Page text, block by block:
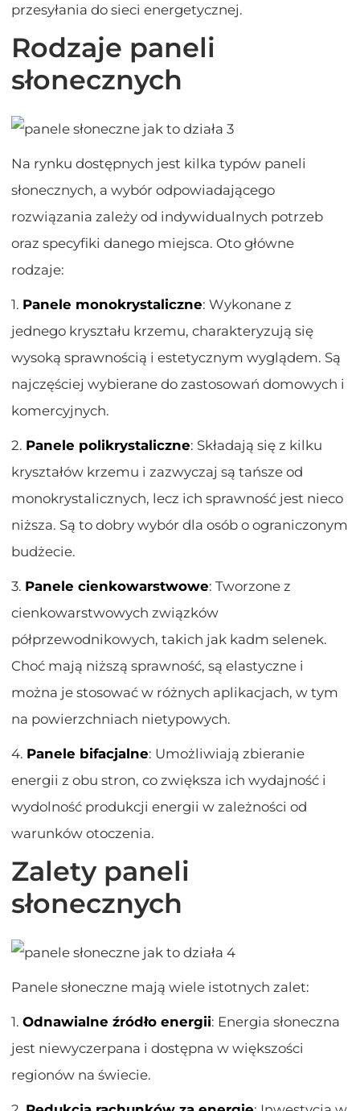
przesyłania do sieci energetycznej.
Rodzaje paneli
słonecznych
Na rynku dostępnych jest kilka typów paneli
słonecznych, a wybór odpowiadającego
rozwiązania zależy od indywidualnych potrzeb
oraz specyfiki danego miejsca. Oto główne
rodzaje:
1. Panele monokrystaliczne: Wykonane z
jednego kryształu krzemu, charakteryzują się
wysoką sprawnością i estetycznym wyglądem. Są
najczęściej wybierane do zastosowań domowych i
komercyjnych.
2. Panele polikrystaliczne: Składają się z kilku
kryształów krzemu i zazwyczaj są tańsze od
monokrystalicznych, lecz ich sprawność jest nieco
niższa. Są to dobry wybór dla osób o ograniczonym
budżecie.
3. Panele cienkowarstwowe: Tworzone z
cienkowarstwowych związków
półprzewodnikowych, takich jak kadm selenek.
Choć mają niższą sprawność, są elastyczne i
można je stosować w różnych aplikacjach, w tym
na powierzchniach nietypowych.
4. Panele bifacjalne: Umożliwiają zbieranie
energii z obu stron, co zwiększa ich wydajność i
wydolność produkcji energii w zależności od
warunków otoczenia.
Zalety paneli
słonecznych
Panele słoneczne mają wiele istotnych zalet:
1.Odnawialne źródło energii: Energia słoneczna
jest niewyczerpana i dostępna w większości
regionów na świecie.